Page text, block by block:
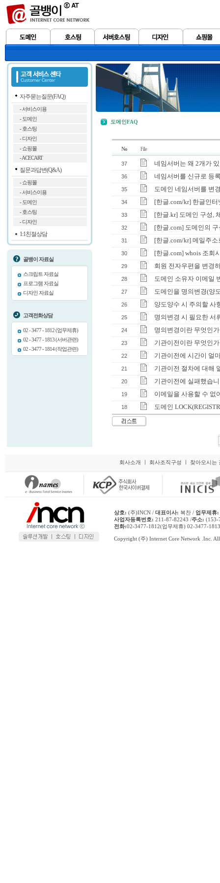
자주묻는질문(FAQ)
- 서비스이용
- 도메인
- 호스팅
- 디자인
- 쇼핑몰
- ACECART
질문과답변(Q&A)
- 쇼핑몰
- 서비스이용
- 도메인
- 호스팅
- 디자인
1:1친절상담
골뱅이 자료실
스크립트 자료실
프로그램 자료실
디자인 자료실
고객전화상담
02 - 3477 - 1812 (업무제휴)
02 - 3477 - 1813 (서버관련)
02 - 3477 - 1814 (작업관련)
도메인FAQ
No File
37 네임서버는 왜 2개가
36 네임서버를 신규로 등
35 도메인 네임서버를 변
34 [한글.com/kr] 한글인
33 [한글.kr] 도메인 구성,
32 [한글.com] 도메인의 구
31 [한글.com/kr] 메일주
30 [한글.com] whois 조회
29 회원 전자우편을 변경
28 도메인 소유자 이메일
27 도메인을 명의변경(양
26 양도양수 시 주의할 사
25 명의변경 시 필요한 서
24 명의변경이란 무엇인
23 기관이전이란 무엇인
22 기관이전에 시간이 얼
21 기관이전 절차에 대해
20 기관이전에 실패했습
19 이메일을 사용할 수 없
18 도메인
회사소개 회사조직구성 찾아오시는
상호: (주)INCN / 대표이사: 복찬 / 업무제휴:
사업자등록번호: 211-87-82243 /주소: (153-
전화:02-3477-1812(업무제휴) 02-3477-
Copyright (주) Internet Core Network .Inc.